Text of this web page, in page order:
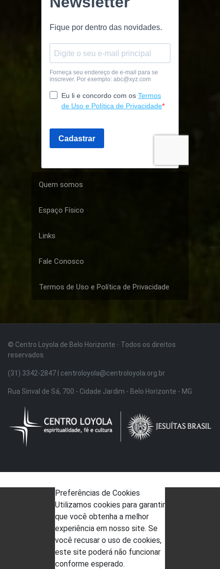
Quem somos
Espaço Físico
Links
Fale Conosco
Termos de Uso e Política de Privacidade
© Centro Loyola de Belo Horizonte · Todos os direitos
reservados.
(31) 3342-2847 | centroloyola@centroloyola.org.br
Rua Sinval de Sá, 700 - Cidade Jardim - Belo Horizonte - MG
Preferências de Cookies
Utilizamos cookies para garantir
que você obtenha a melhor
experiência em nosso site. Se
você recusar o uso de cookies,
este site poderá não funcionar
conforme esperado.